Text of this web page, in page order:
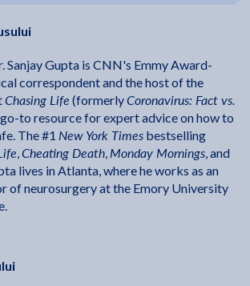
Sanjay Gupta is CNN's Emmy Award-
correspondent and the host of the
Chasing Life (formerlyCoronavirus: Fact vs.
to resource for expert advice on how to
The #1 New York Times bestselling
,Cheating Death, Monday Mornings, and
lives in Atlanta, where he works as an
of neurosurgery at the Emory University